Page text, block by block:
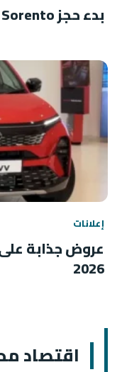
بدء حجز Kia Sorento الهجينة في الهند
إعلانات
عروض جذابة
2026
اقتصاد